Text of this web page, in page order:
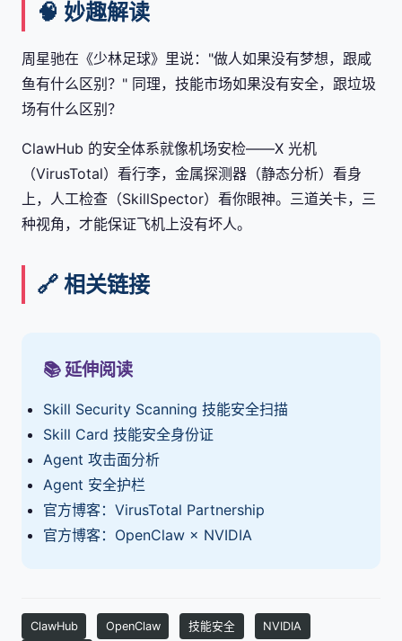
🧠 妙趣解读
周星驰在《少林足球》里说："做人如果没有梦想，跟咸
鱼有什么区别？" 同理，技能市场如果没有安全，跟垃圾
场有什么区别？
ClawHub 的安全体系就像机场安检——X 光机
（VirusTotal）看行李，金属探测器（静态分析）看身
上，人工检查（SkillSpector）看你眼神。三道关卡，三
种视角，才能保证飞机上没有坏人。
🔗 相关链接
📚 延伸阅读
Skill Security Scanning 技能安全扫描
Skill Card 技能安全身份证
Agent 攻击面分析
Agent 安全护栏
官方博客：VirusTotal Partnership
官方博客：OpenClaw × NVIDIA
ClawHub OpenClaw 技能安全
NVIDIA